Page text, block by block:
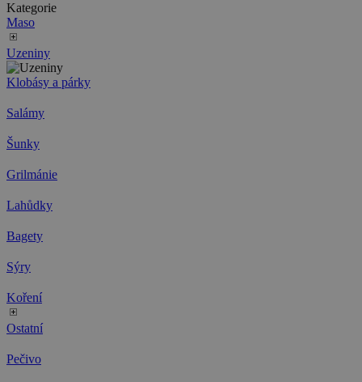
Kategorie
Maso
Uzeniny
Klobásy a párky
Salámy
Šunky
Grilmánie
Lahůdky
Bagety
Sýry
Koření
Ostatní
Pečivo